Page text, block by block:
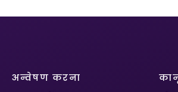
अन्वेषण करना